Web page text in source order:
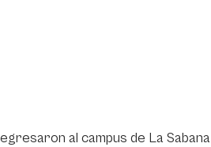
al campus de La Sabana